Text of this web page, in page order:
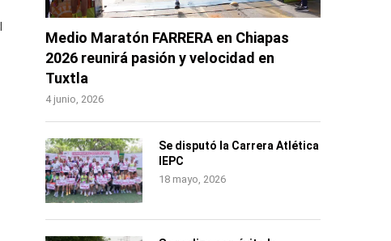
Medio Maratón FARRERA en Chiapas
2026 reunirá pasión y velocidad en
Tuxtla
4 junio, 2026
Se disputó la Carrera Atlética
IEPC
18 mayo, 2026